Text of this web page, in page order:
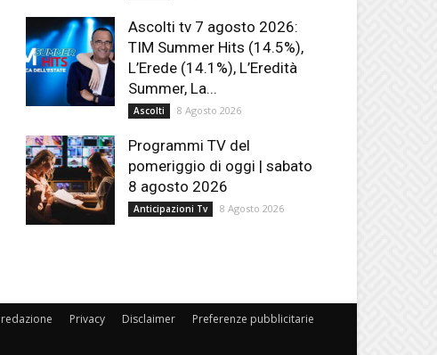
Ascolti tv 7 agosto 2026:
TIM Summer Hits (14.5%),
L’Erede (14.1%), L’Eredità
Summer, La...
Ascolti 8 Agosto 2026
Programmi TV del
pomeriggio di oggi | sabato
8 agosto 2026
Anticipazioni Tv 8 Agosto 2026
Privacy Disclaimer Preferenze pubblicitarie